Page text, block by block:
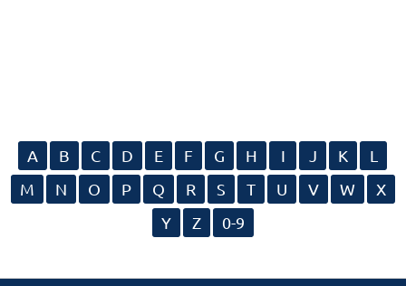
A B C D E F G H I J K
L
M
N O P Q R S T U V W
X
Y
Z 0-9